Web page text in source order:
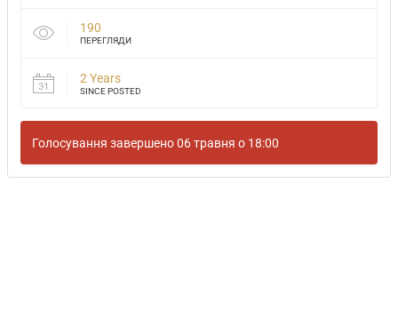
190
ПЕРЕГЛЯДИ
2 Years
SINCE POSTED
Голосування завершено 06 травня о 18:00